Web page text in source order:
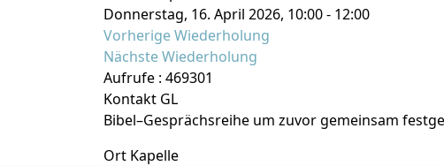
Donnerstag, 16. April 2026, 10:00 - 12:00
Vorherige Wiederholung
Nächste Wiederholung
Aufrufe : 469301
Kontakt GL
Bibel–Gesprächsreihe um zuvor gemeinsam
Ort Kapelle